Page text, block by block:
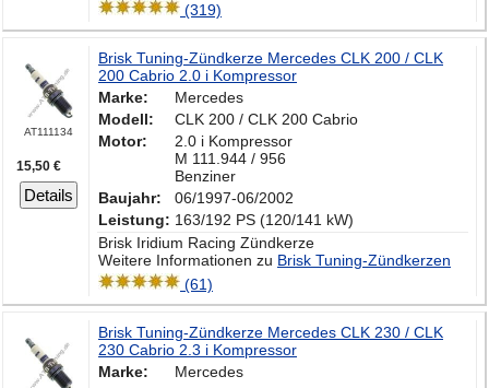
(319)
AT111134
15,50 €
Details
Brisk Tuning-Zündkerze Mercedes CLK 200 / CLK
200 Cabrio 2.0 i Kompressor
Marke:
Mercedes
Modell:
CLK 200 / CLK 200 Cabrio
Motor:
2.0 i Kompressor
M 111.944 / 956
Benziner
Baujahr:
06/1997-06/2002
Leistung: 163/192 PS (120/141 kW)
Brisk Iridium Racing Zündkerze
Weitere Informationen zu Brisk Tuning-Zündkerzen
(61)
Brisk Tuning-Zündkerze Mercedes CLK 230 / CLK
230 Cabrio 2.3 i Kompressor
Marke:
Mercedes